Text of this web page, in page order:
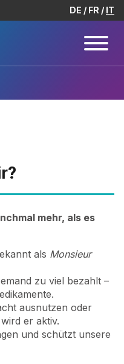
DE FR IT
mehr, als es
als Monsieur
zu viel bezahlt –
ausnutzen oder
er aktiv.
und schützt unsere